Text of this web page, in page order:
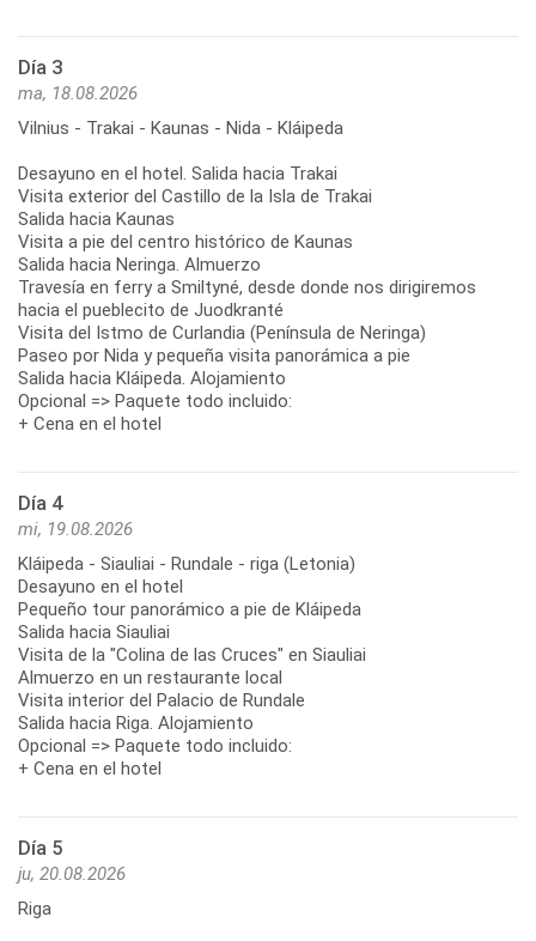
Día 3
ma, 18.08.2026
Vilnius - Trakai - Kaunas - Nida - Kláipeda
Desayuno en el hotel. Salida hacia Trakai
Visita exterior del Castillo de la Isla de Trakai
Salida hacia Kaunas
Visita a pie del centro histórico de Kaunas
Salida hacia Neringa. Almuerzo
Travesía en ferry a Smiltyné, desde donde nos dirigiremos
hacia el pueblecito de Juodkranté
Visita del Istmo de Curlandia (Península de Neringa)
Paseo por Nida y pequeña visita panorámica a pie
Salida hacia Kláipeda. Alojamiento
Opcional => Paquete todo incluido:
+ Cena en el hotel
Día 4
mi, 19.08.2026
Kláipeda - Siauliai - Rundale - riga (Letonia)
Desayuno en el hotel
Pequeño tour panorámico a pie de Kláipeda
Salida hacia Siauliai
Visita de la "Colina de las Cruces" en Siauliai
Almuerzo en un restaurante local
Visita interior del Palacio de Rundale
Salida hacia Riga. Alojamiento
Opcional => Paquete todo incluido:
+ Cena en el hotel
Día 5
ju, 20.08.2026
Riga